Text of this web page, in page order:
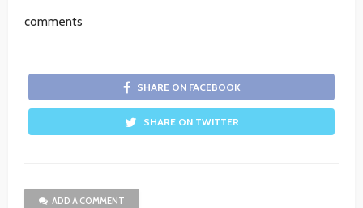
comments
SHARE ON FACEBOOK
SHARE ON TWITTER
ADD A COMMENT